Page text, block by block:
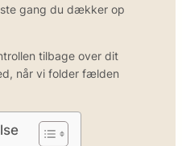
gang du dækker op
tilbage over dit
når vi folder fælden